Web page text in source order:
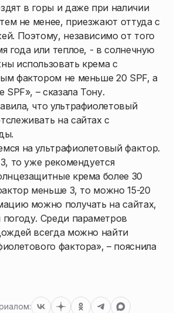
в горы и даже при наличии
не менее, приезжают оттуда с
Поэтому, независимо от того
года или теплое, - в солнечную
использовать крема с
фактором не меньше 20 SPF, а
SPF», – сказала Тону.
что ультрафиолетовый
на сайтах с
на ультрафиолетовый фактор.
то уже рекомендуется
крема более 30
меньше 3, то можно 15-20
можно получать на сайтах,
Среди параметров
всегда можно найти
фактора», – пояснила